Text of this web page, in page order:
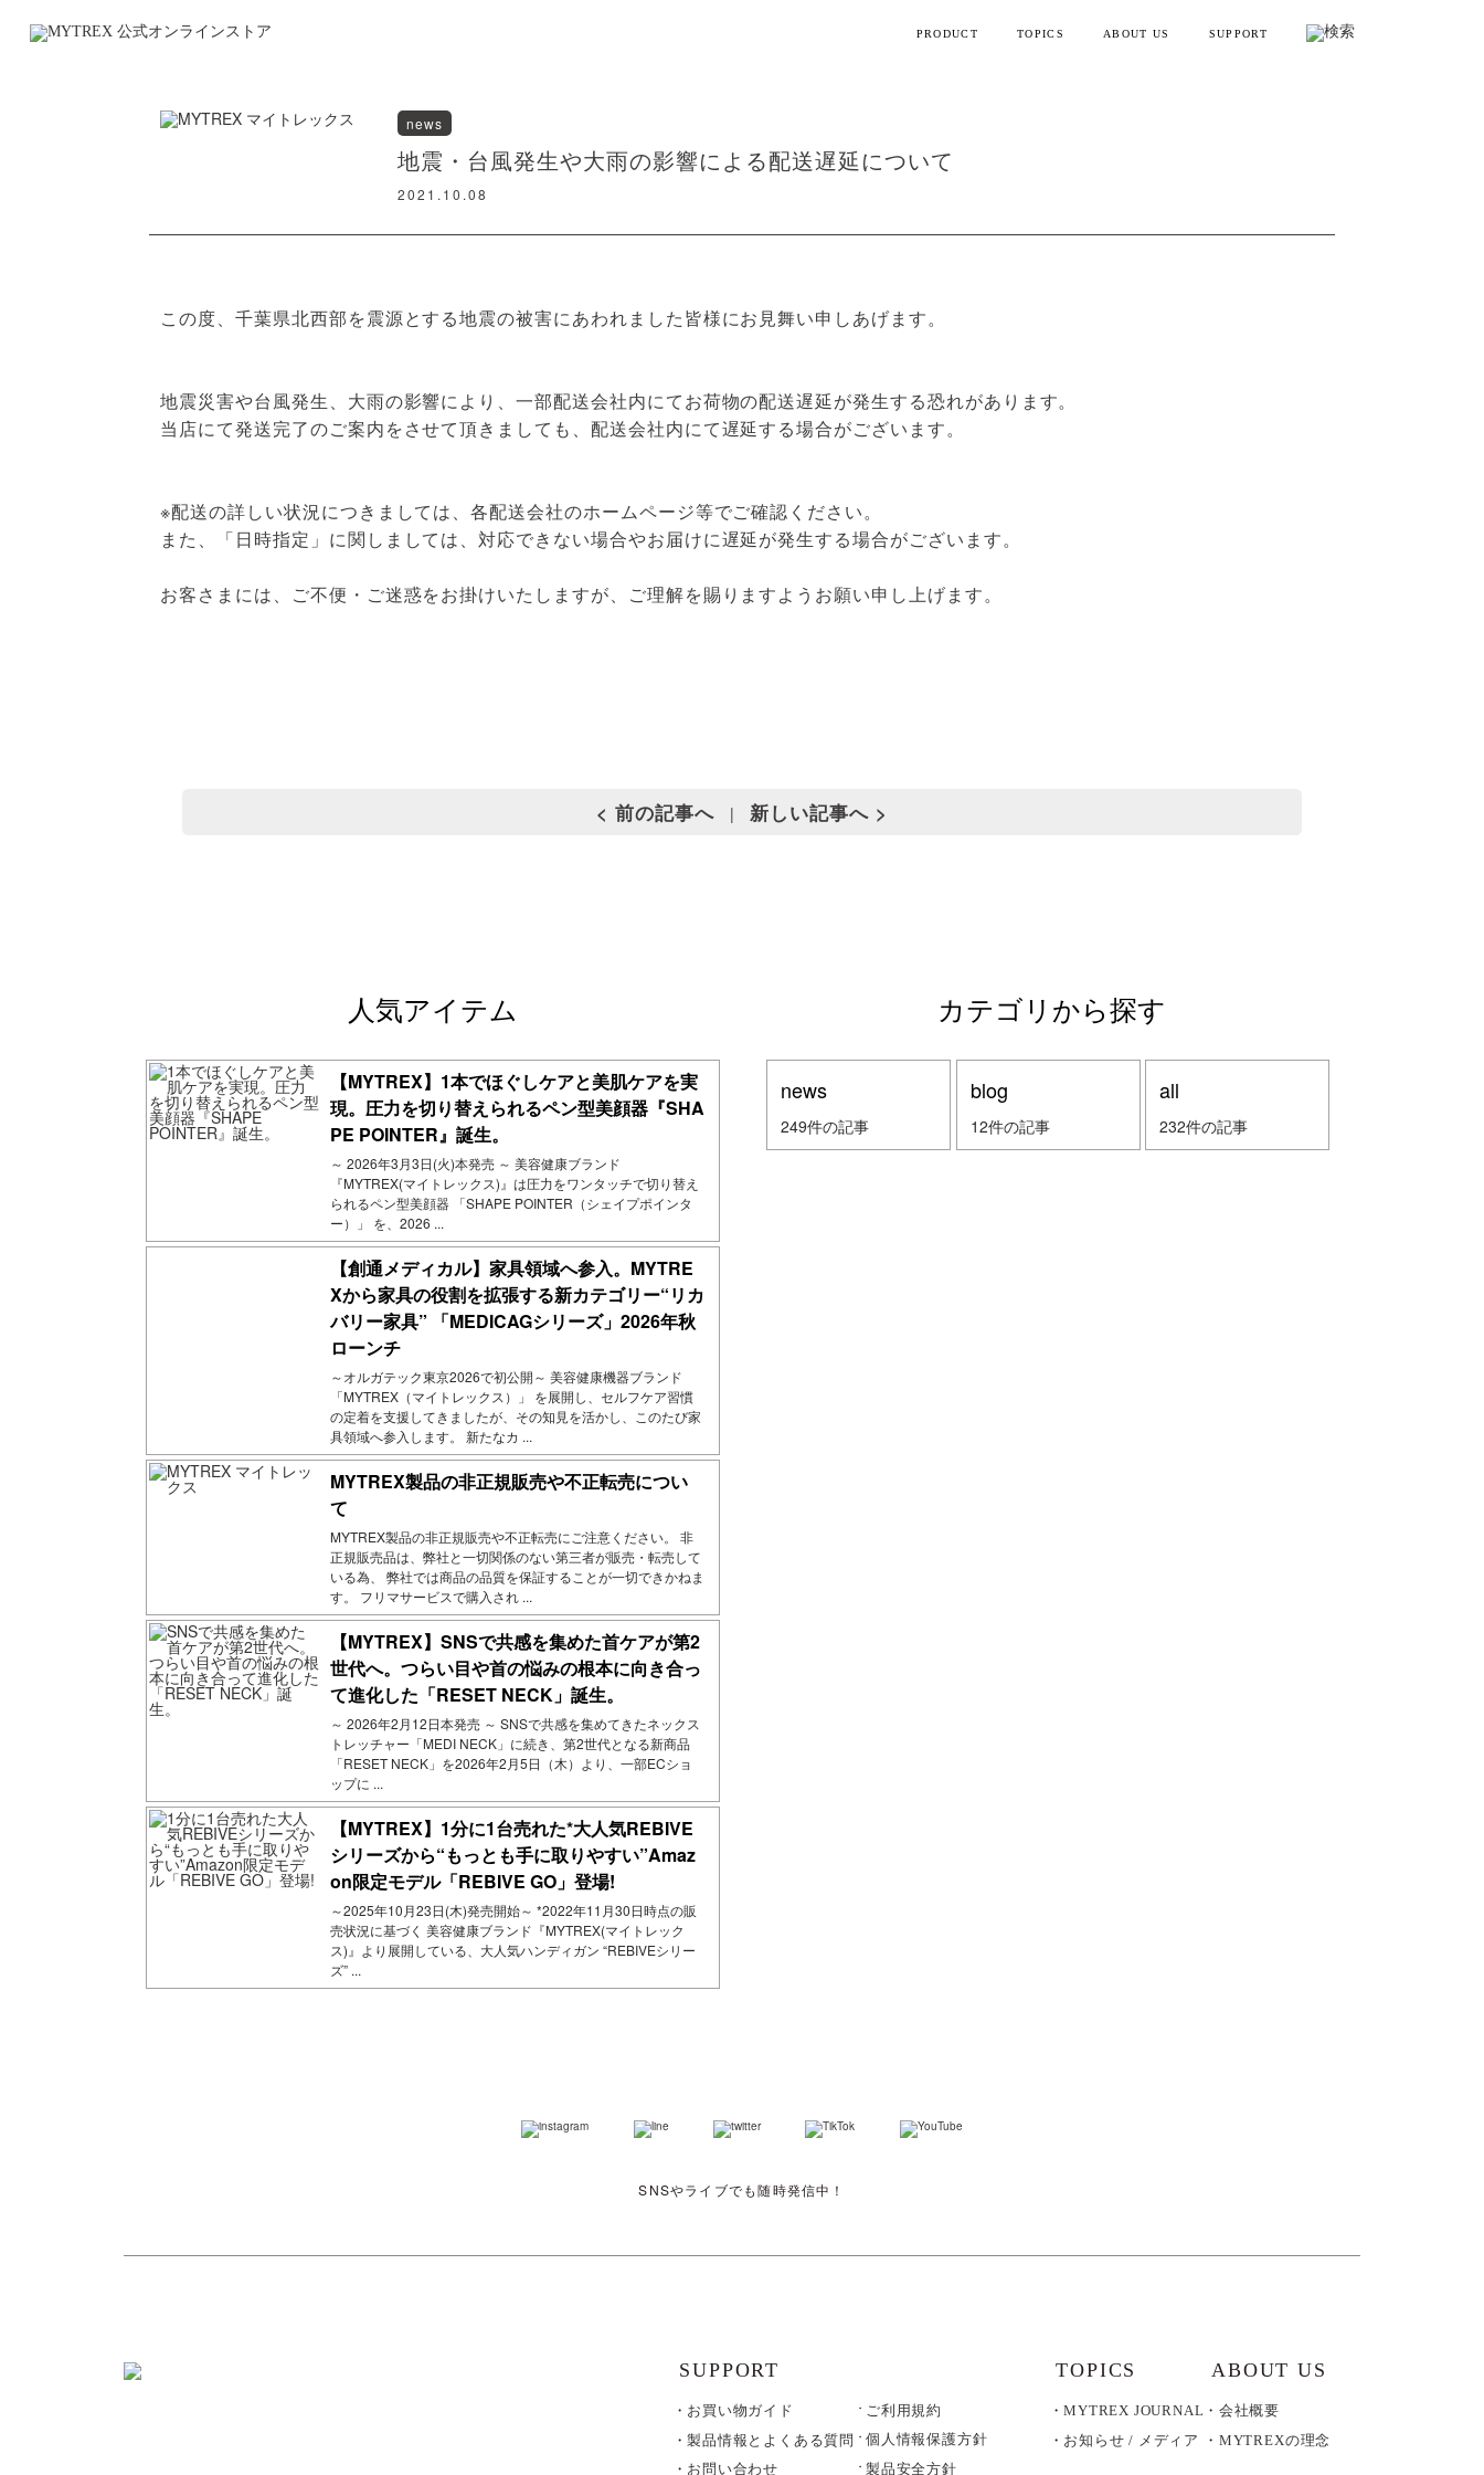
PRODUCT
美容
シリーズ別ラインアップ
TOPICS ABOUT US SUPPORT
製品のレビュー方法
news
地震・台風発生や大雨の影響による配送遅延について
2021.10.08
この度、千葉県北西部を震源とする地震の被害にあわれました皆様にお見舞い申しあげます。
地震災害や台風発生、大雨の影響により、一部配送会社内にてお荷物の配送遅延が発生する恐れがあります。
当店にて発送完了のご案内をさせて頂きましても、配送会社内にて遅延する場合がございます。
※配送の詳しい状況につきましては、各配送会社のホームページ等でご確認ください。
また、「日時指定」に関しましては、対応できない場合やお届けに遅延が発生する場合がございます。
お客さまには、ご不便・ご迷惑をお掛けいたしますが、ご理解を賜りますようお願い申し上げます。
< 前の記事へ | 新しい記事へ >
人気アイテム
【MYTREX】1本でほぐしケアと美肌ケアを実
現。圧力を切り替えられるペン型美顔器『SHA
PE POINTER』誕生。
～ 2026年3月3日(火)本発売 ～ 美容健康ブランド
『MYTREX(マイトレックス)』は圧力をワンタッチで切り替え
られるペン型美顔器 「SHAPE POINTER（シェイプポインタ
ー）」 を、2026 ...
【創通メディカル】家具領域へ参入。MYTRE
Xから家具の役割を拡張する新カテゴリー“リカ
バリー家具” 「MEDICAGシリーズ」2026年秋
ローンチ
～オルガテック東京2026で初公開～ 美容健康機器ブランド
「MYTREX（マイトレックス）」 を展開し、セルフケア習慣
の定着を支援してきましたが、その知見を活かし、このたび家
具領域へ参入します。 新たなカ ...
MYTREX製品の非正規販売や不正転売につい
て
MYTREX製品の非正規販売や不正転売にご注意ください。 非
正規販売品は、弊社と一切関係のない第三者が販売・転売して
いる為、 弊社では商品の品質を保証することが一切できかねま
す。 フリマサービスで購入され ...
【MYTREX】SNSで共感を集めた首ケアが第2
世代へ。つらい目や首の悩みの根本に向き合っ
て進化した「RESET NECK」誕生。
～ 2026年2月12日本発売 ～ SNSで共感を集めてきたネックス
トレッチャー「MEDI NECK」に続き、第2世代となる新商品
「RESET NECK」を2026年2月5日（木）より、一部ECショ
ップに ...
【MYTREX】1分に1台売れた*大人気REBIVE
シリーズから“もっとも手に取りやすい”Amaz
on限定モデル「REBIVE GO」登場!
～2025年10月23日(木)発売開始～ *2022年11月30日時点の販
売状況に基づく 美容健康ブランド『MYTREX(マイトレック
ス)』より展開している、大人気ハンディガン “REBIVEシリー
ズ” ...
カテゴリから探す
news
249件の記事
blog
12件の記事
all
232件の記事
SNSやライブでも随時発信中！
SUPPORT
お買い物ガイド
製品情報とよくある質問
お問い合わせ
ご利用規約
個人情報保護方針
製品安全方針
TOPICS
MYTREX JOURNAL
お知らせ / メディア
ABOUT US
会社概要
MYTREXの理念